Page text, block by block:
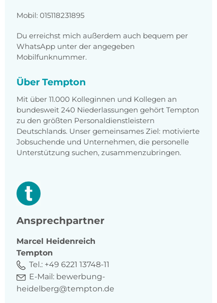
Mobil: 015118231895
Du erreichst mich außerdem auch bequem per
WhatsApp unter der angegeben
Mobilfunknummer.
Über Tempton
Mit über 11.000 Kolleginnen und Kollegen an
bundesweit 240 Niederlassungen gehört Tempton
zu den größten Personaldienstleistern
Deutschlands. Unser gemeinsames Ziel: motivierte
Jobsuchende und Unternehmen, die personelle
Unterstützung suchen, zusammenzubringen.
Ansprechpartner
Marcel Heidenreich
Tempton
Tel.: +49 6221 13748-11
E-Mail: bewerbung-
heidelberg@tempton.de